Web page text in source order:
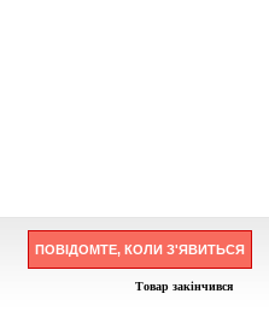
ПОВІДОМТЕ, КОЛИ З'ЯВИТЬСЯ
Товар закінчився